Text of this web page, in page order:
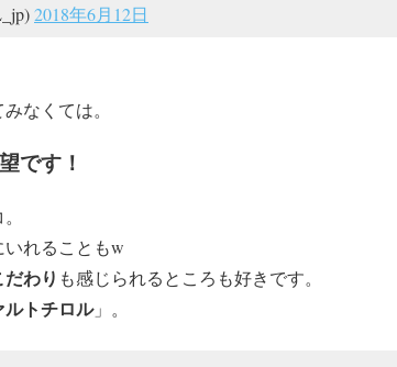
2018年6月12日
なくては。
です！
れることもw
わり も感じられるところも好きです。
ルトチロル」。